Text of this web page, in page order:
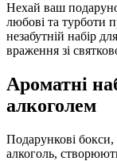
Нехай ваш
любові та турботи
незабутній набір
враження зі
Ароматні
алкоголем
Подарункові
алкоголь,